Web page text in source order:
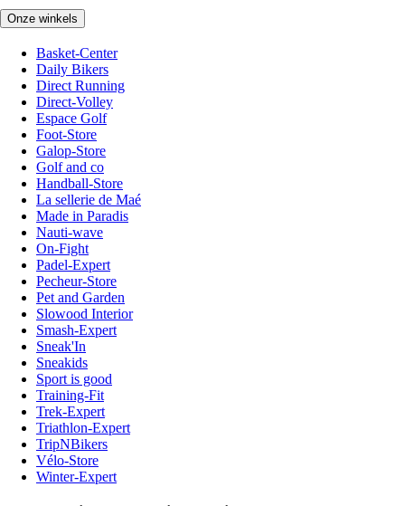
Onze winkels
Basket-Center
Daily Bikers
Direct Running
Direct-Volley
Espace Golf
Foot-Store
Galop-Store
Golf and co
Handball-Store
La sellerie de Maé
Made in Paradis
Nauti-wave
On-Fight
Padel-Expert
Pecheur-Store
Pet and Garden
Slowood Interior
Smash-Expert
Sneak'In
Sneakids
Sport is good
Training-Fit
Trek-Expert
Triathlon-Expert
TripNBikers
Vélo-Store
Winter-Expert